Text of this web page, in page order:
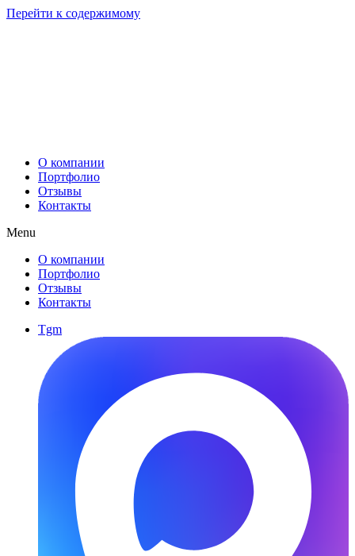
Перейти к содержимому
О компании
Портфолио
Отзывы
Контакты
Menu
О компании
Портфолио
Отзывы
Контакты
Tgm